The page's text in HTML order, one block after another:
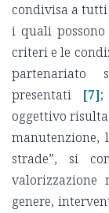
condivisa a
i quali
criteri e le
partenariato
presentati
[7];
oggettivo
manutenzione,
strade”, si
genere,